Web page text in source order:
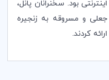
بود. سخنرانان پانل،
جعلی و مسروقه به زنجیره
کردند.